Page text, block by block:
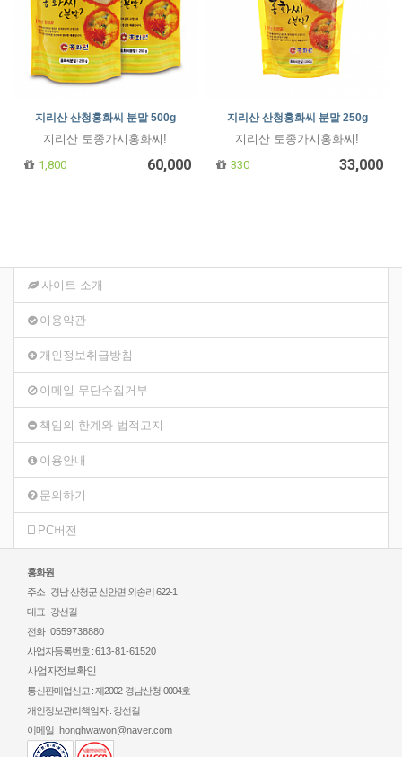
지리산 산청홍화씨 분말 500g
지리산 토종가시홍화씨!
1,800
60,000
지리산 산청홍화씨 분말 250g
지리산 토종가시홍화씨!
330
33,000
사이트 소개
이용약관
개인정보취급방침
이메일 무단수집거부
책임의 한계와 법적고지
이용안내
문의하기
PC버전
홍화원
주소 : 경남 산청군 신안면 외송리 622-1
대표 : 강선길
전화 :0559738880
사업자등록번호 :613-81-61520
사업자정보확인
통신판매업신고 : 제2002-경남산청-0004호
개인정보관리책임자 : 강선길
이메일 :honghwawon@naver.com